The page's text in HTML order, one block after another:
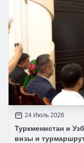
24 Июль 2026
Туркменистан и
визы и